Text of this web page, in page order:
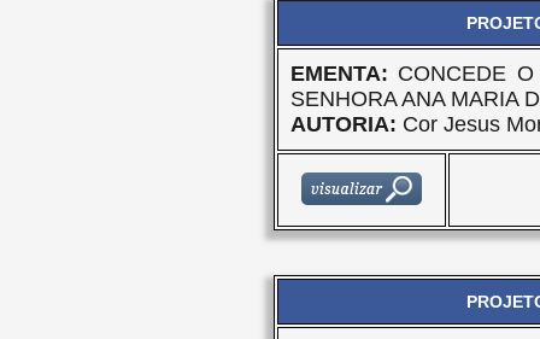
EMENTA: CONCEDE
SENHORA ANA MARIA
AUTORIA: Cor Jesus